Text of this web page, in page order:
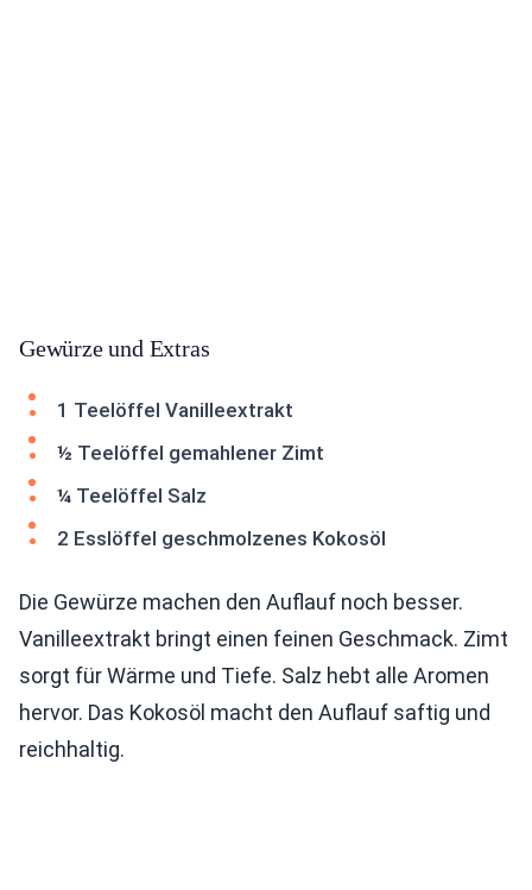
Gewürze und Extras
1 Teelöffel Vanilleextrakt
½ Teelöffel gemahlener Zimt
¼ Teelöffel Salz
2 Esslöffel geschmolzenes Kokosöl
Die Gewürze machen den Auflauf noch besser.
Vanilleextrakt bringt einen feinen Geschmack. Zimt
sorgt für Wärme und Tiefe. Salz hebt alle Aromen
hervor. Das Kokosöl macht den Auflauf saftig und
reichhaltig.